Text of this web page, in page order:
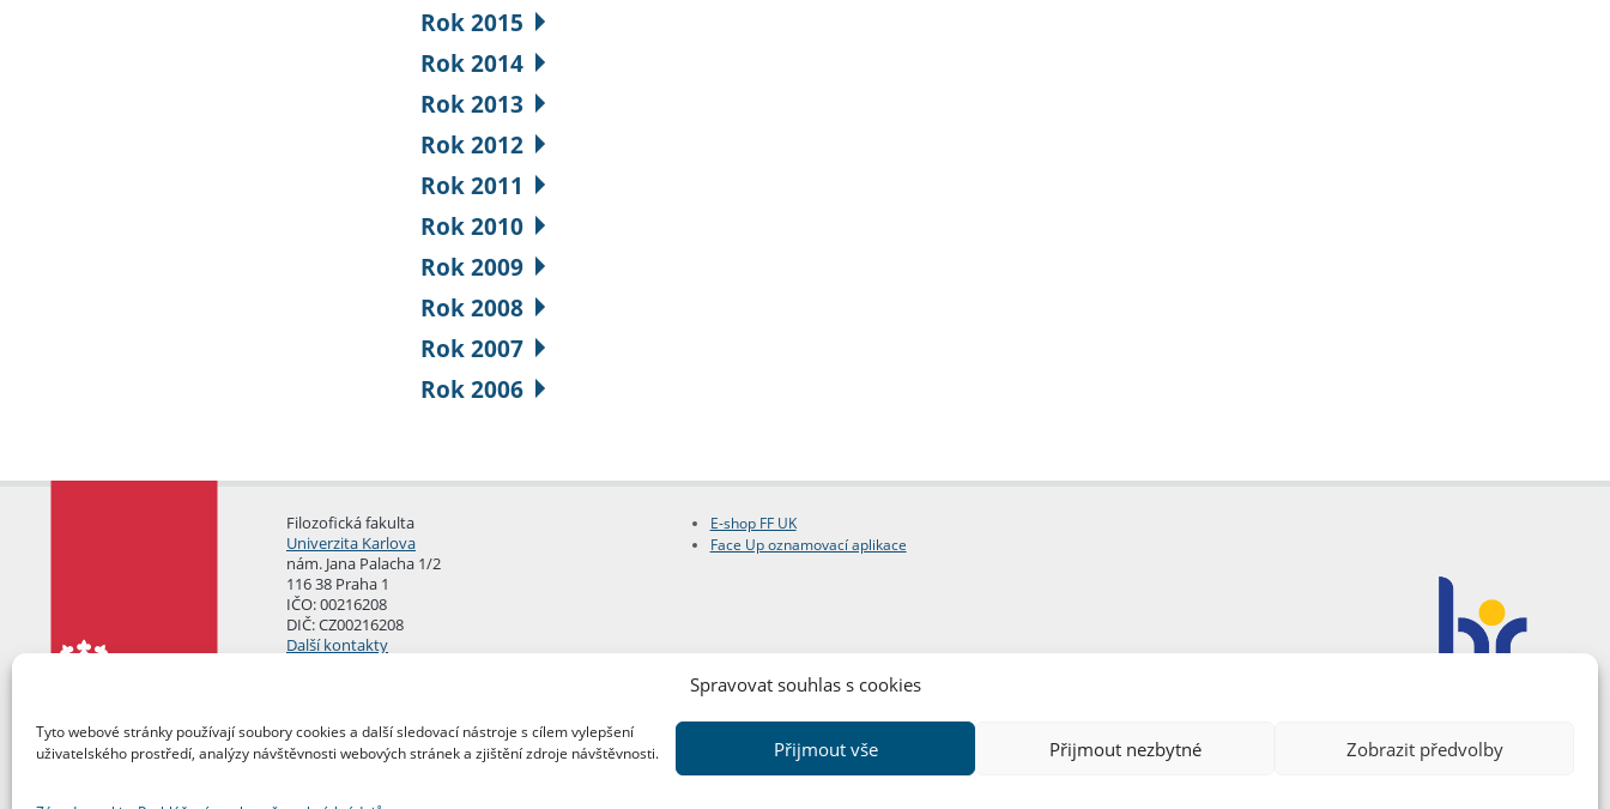
Spravovat souhlas s cookies
Tyto webové stránky používají soubory cookies a další sledovací nástroje s cílem vylepšení
uživatelského prostředí, analýzy návštěvnosti webových stránek a zjištění zdroje návštěvnosti.
Přijmout vše Přijmout nezbytné Zobrazit předvolby
Rok 2015
Rok 2014
Rok 2013
Rok 2012
Rok 2011
Rok 2010
Rok 2009
Rok 2008
Rok 2007
Rok 2006
Filozofická fakulta
Univerzita Karlova
nám. Jana Palacha 1/2
116 38 Praha 1
IČO: 00216208
DIČ: CZ00216208
Další kontakty
E-shop FF UK
Face Up oznamovací aplikace